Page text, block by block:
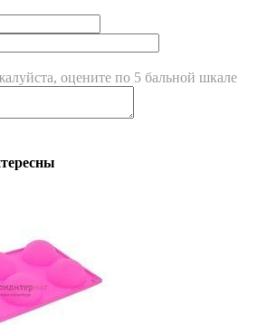
оцените по 5 бальной шкале